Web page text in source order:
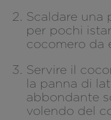
Scaldare una
per pochi
cocomero da
Servire il
la panna di
abbondante
volendo del